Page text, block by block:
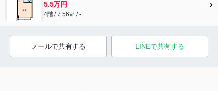
5.5万円
4階 / 7.56㎡ / -
メールで共有する LINEで共有する